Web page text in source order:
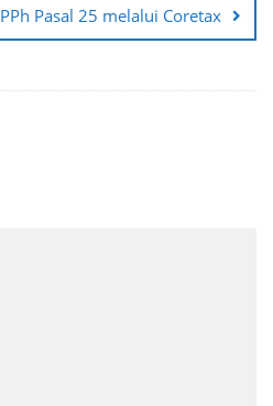
PPh Pasal 25 melalui Coretax